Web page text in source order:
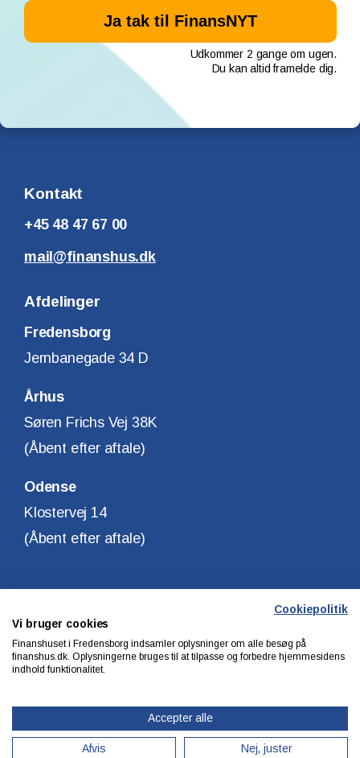
Udkommer 2 gange om ugen.
Du kan altid framelde dig.
Kontakt
+45 48 47 67 00
mail@finanshus.dk
Afdelinger
Fredensborg
Jernbanegade 34 D
Århus
Søren Frichs Vej 38K
(Åbent efter aftale)
Odense
Klostervej 14
(Åbent efter aftale)
Copyright © Finanshuset i Fredensborg A/S
CVR. Nr. 10140315
Cookiepolitik
Vi bruger cookies
Finanshuset i Fredensborg indsamler oplysninger om alle besøg på
finanshus.dk. Oplysningerne bruges til at tilpasse og forbedre hjemmesidens
indhold funktionalitet.
Accepter alle
Afvis Nej, juster